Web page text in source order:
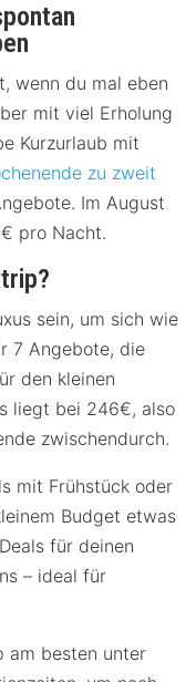
wenn du mal eben
mit viel Erholung
Kurzurlaub mit
zu zweit
Im August
pro Nacht.
sein, um sich wie
7 Angebote, die
den kleinen
liegt bei 246€, also
zwischendurch.
mit Frühstück oder
Budget etwas
für deinen
– ideal für
am besten unter